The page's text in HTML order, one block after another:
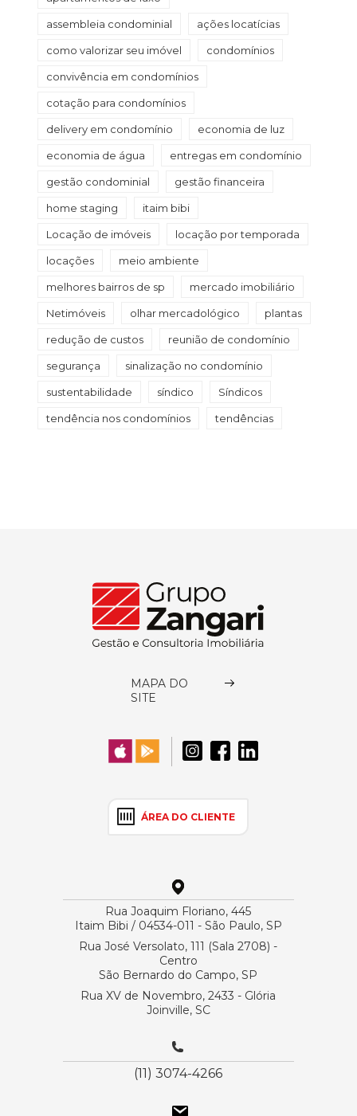
assembleia condominial ações locatícias
como valorizar seu imóvel condomínios
convivência em condomínios
cotação para condomínios
delivery em condomínio economia de luz
economia de água entregas em condomínio
gestão condominial gestão financeira
home staging itaim bibi
Locação de imóveis locação por temporada
locações meio ambiente
melhores bairros de sp mercado imobiliário
Netimóveis olhar mercadológico plantas
redução de custos reunião de condomínio
segurança sinalização no condomínio
sustentabilidade síndico Síndicos
tendência nos condomínios tendências
MAPA DO
SITE
ÁREA DO CLIENTE
Rua Joaquim Floriano, 445
Itaim Bibi / 04534-011 - São Paulo, SP
Rua José Versolato, 111 (Sala 2708) -
Centro
São Bernardo do Campo, SP
Rua XV de Novembro, 2433 - Glória
Joinville, SC
(11) 3074-4266